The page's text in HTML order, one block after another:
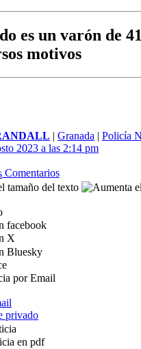
es un varón de
motivos
| Granada | Policía
2023 a las 2:14 pm
Comentarios
privado